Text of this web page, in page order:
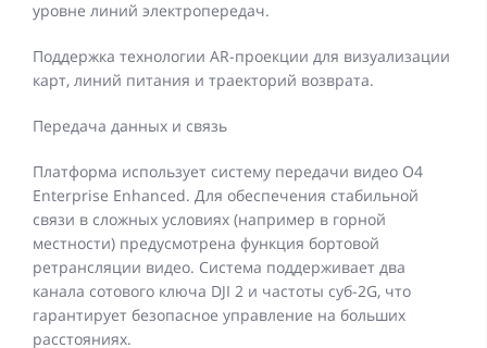
уровне линий электропередач.
Поддержка технологии AR-проекции для визуализации
карт, линий питания и траекторий возврата.
Передача данных и связь
Платформа использует систему передачи видео O4
Enterprise Enhanced. Для обеспечения стабильной
связи в сложных условиях (например в горной
местности) предусмотрена функция бортовой
ретрансляции видео. Система поддерживает два
канала сотового ключа DJI 2 и частоты суб-2G, что
гарантирует безопасное управление на больших
расстояниях.